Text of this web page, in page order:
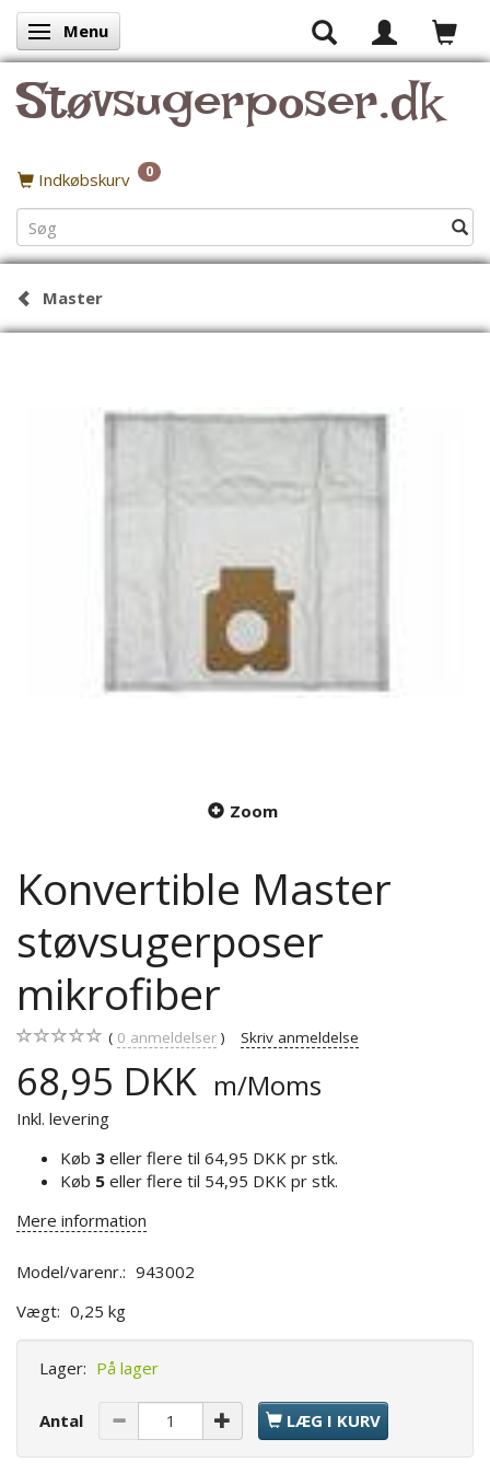
Skifte navigation
Menu
Støvsugerposer.dk
Indkøbskurv 0
Master
Zoom
Konvertible Master
støvsugerposer
mikrofiber
0 anmeldelser Skriv anmeldelse
68,95 DKK m/Moms
Inkl. levering
Køb 3 eller flere til 64,95 DKK pr stk.
Køb 5 eller flere til 54,95 DKK pr stk.
Mere information
Model/varenr.: 943002
Vægt: 0,25 kg
Lager: På lager
Antal LÆG I KURV